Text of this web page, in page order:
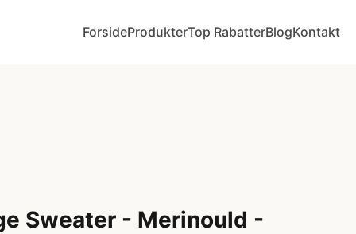
ForsideProdukterTop RabatterBlogKontakt
Sweater - Merinould -